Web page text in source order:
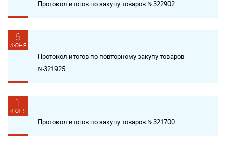
Протокол итогов по закупу товаров №322902
6
июня
Протокол итогов по повторному закупу товаров
№321925
1
июня
Протокол итогов по закупу товаров №321700